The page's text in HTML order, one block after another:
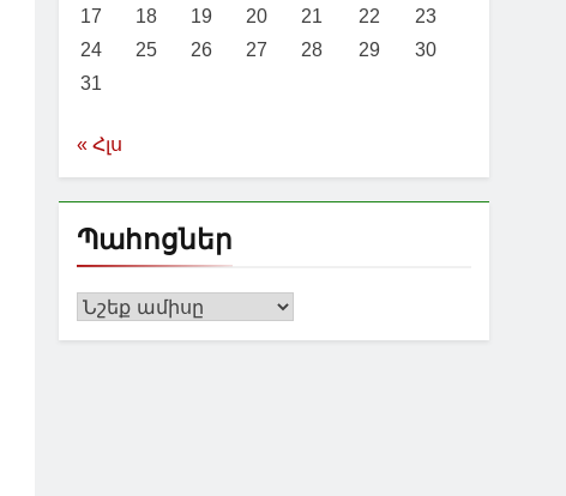
17
18 19 20 21 22
23
24
25 26 27 28 29
30
31
« Հլս
Պահոցներ
Պահոցներ